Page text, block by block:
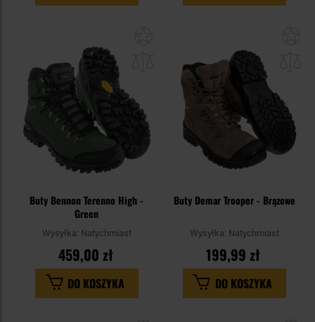
schowka
Buty Bennon Terenno High -
Green
Wysyłka: Natychmiast
459,00 zł
DO KOSZYKA
Buty Demar Trooper - Brązowe
Wysyłka: Natychmiast
199,99 zł
DO KOSZYKA